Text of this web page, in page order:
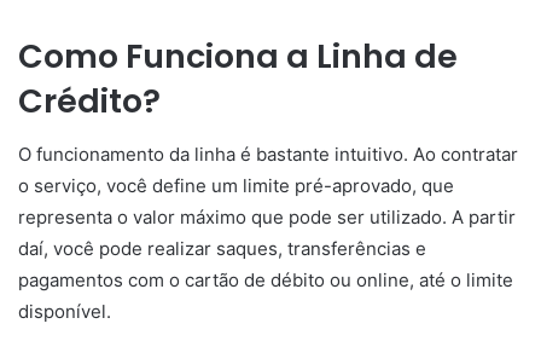
Como Funciona a Linha de
Crédito?
O funcionamento da linha é bastante intuitivo. Ao contratar
o serviço, você define um limite pré-aprovado, que
representa o valor máximo que pode ser utilizado. A partir
daí, você pode realizar saques, transferências e
pagamentos com o cartão de débito ou online, até o limite
disponível.